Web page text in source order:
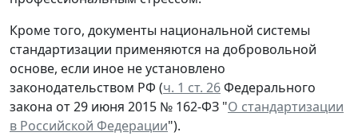
Кроме того, документы национальной системы
стандартизации применяются на добровольной
основе, если иное не установлено
законодательством РФ (ч. 1 ст. 26Федерального
закона от 29 июня 2015 № 162-ФЗ "О стандартизации
в Российской Федерации").